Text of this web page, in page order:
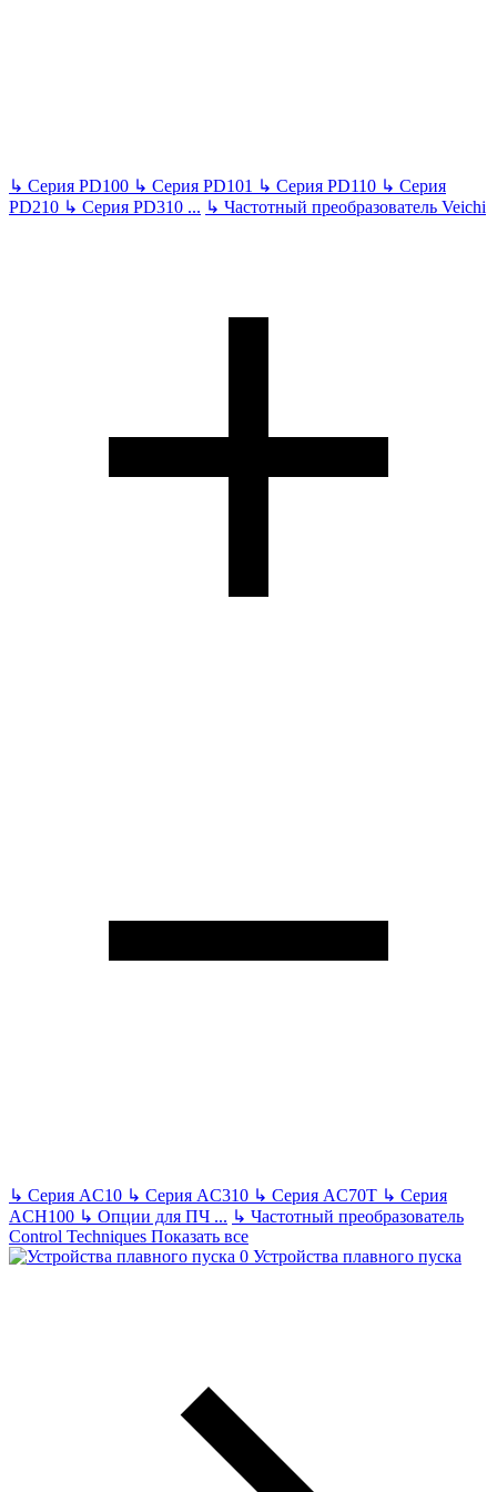
↳ Серия PD100 ↳ Серия PD101 ↳ Серия PD110 ↳ Серия
PD210 ↳ Серия PD310 ... ↳ Частотный преобразователь Veichi
↳ Серия AC10 ↳ Серия AC310 ↳ Серия AC70T ↳ Серия
ACH100 ↳ Опции для ПЧ ... ↳ Частотный преобразователь
Control Techniques Показать все
Устройства плавного пуска